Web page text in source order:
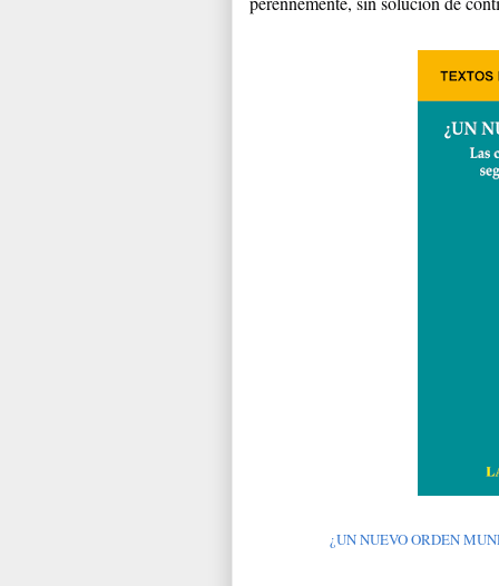
¿UN NUEVO ORDEN